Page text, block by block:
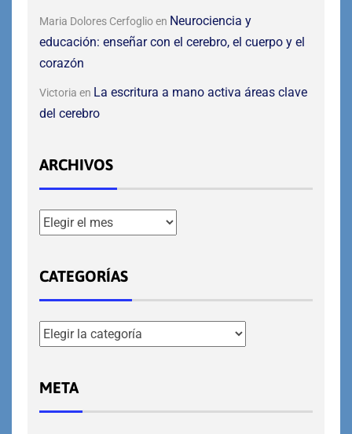
Maria Dolores Cerfoglioen Neurociencia y
educación: enseñar con el cerebro, el cuerpo y el
corazón
Victoria en La escritura a mano activa áreas clave
del cerebro
ARCHIVOS
CATEGORÍAS
META